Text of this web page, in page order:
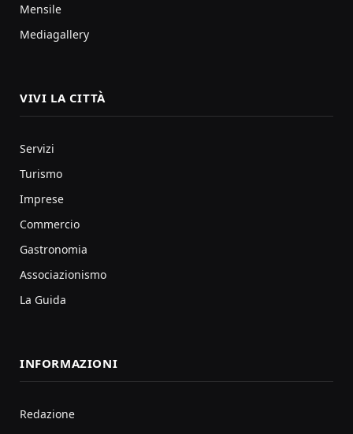
Mensile
Mediagallery
VIVI LA CITTÀ
Servizi
Turismo
Imprese
Commercio
Gastronomia
Associazionismo
La Guida
INFORMAZIONI
Redazione